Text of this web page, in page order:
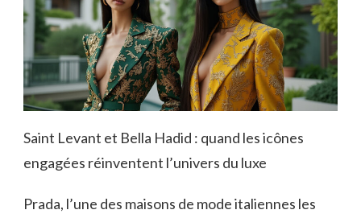
Saint Levant et Bella Hadid : quand les icônes
engagées réinventent l’univers du luxe
Prada, l’une des maisons de mode italiennes les